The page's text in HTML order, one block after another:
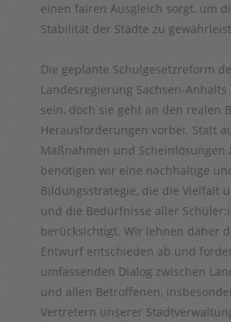
einen fairen Ausgleich sorgt, um
Stabilität der Städte zu
Die geplante Schulgesetzreform
Landesregierung Sachsen-
sein, doch sie geht an den realen
Herausforderungen vorbei. Statt
Maßnahmen und Scheinlösungen
benötigen wir eine nachhaltige
Bildungsstrategie, die die Vielfalt
und die Bedürfnisse aller
berücksichtigt. Wir lehnen daher
Entwurf entschieden ab und
umfassenden Dialog zwischen
und allen Betroffenen,
Vertretern unserer